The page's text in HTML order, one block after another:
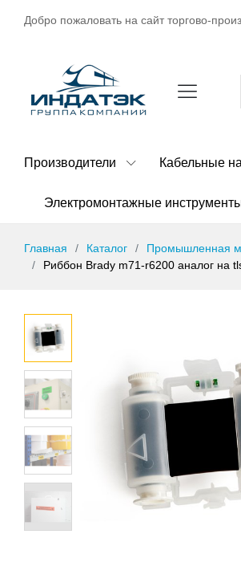
Добро пожаловать на сайт торгово-
Производители Кабельные
Электромонтажные
Главная Каталог Промышленная
Риббон Brady m71-r6200 аналог на